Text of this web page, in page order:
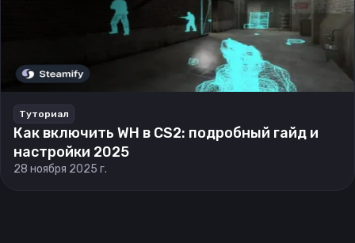
Туториал
Как включить WH в CS2: подробный гайд и
настройки 2025
28 ноября 2025 г.